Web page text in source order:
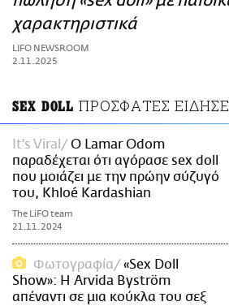
ΑΜΠΑ
PRINT
χαρακτηριστικά
LIFO NEWSROOM
2.11.2025
SEX DOLL ΠΡΟΣΦΑΤΕΣ
It's Viral
Ο Lamar Odom
παραδέχεται ότι αγόρασε sex doll
που μοιάζει με την πρώην σύζυγό
του, Khloé Kardashian
The LiFO team
21.11.2024
Φωτογραφία
«Sex Doll
Show»: Η Arvida Byström
απέναντι σε μια κούκλα του σεξ